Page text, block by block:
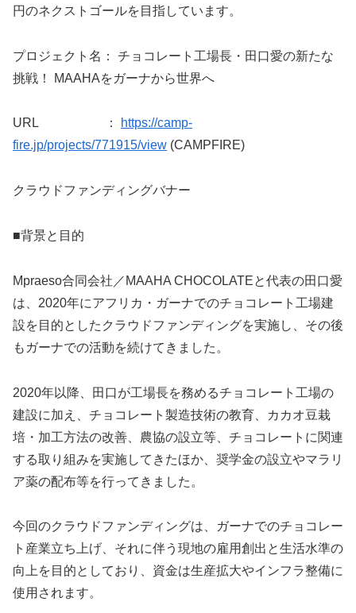
円のネクストゴールを目指しています。
プロジェクト名： チョコレート工場長・田口愛の新たな
挑戦！ MAAHAをガーナから世界へ
URL ：
https://camp-
fire.jp/projects/771915/view (CAMPFIRE)
クラウドファンディングバナー
■背景と目的
Mpraeso合同会社／MAAHA CHOCOLATEと代表の田口愛
は、2020年にアフリカ・ガーナでのチョコレート工場建
設を目的としたクラウドファンディングを実施し、その後
もガーナでの活動を続けてきました。
2020年以降、田口が工場長を務めるチョコレート工場の
建設に加え、チョコレート製造技術の教育、カカオ豆栽
培・加工方法の改善、農協の設立等、チョコレートに関連
する取り組みを実施してきたほか、奨学金の設立やマラリ
ア薬の配布等を行ってきました。
今回のクラウドファンディングは、ガーナでのチョコレー
ト産業立ち上げ、それに伴う現地の雇用創出と生活水準の
向上を目的としており、資金は生産拡大やインフラ整備に
使用されます。